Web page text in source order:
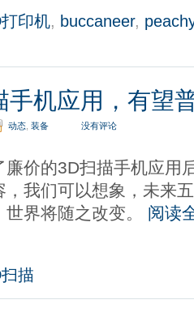
印机, buccaneer,
手机应用，有望
动态 装备 没有评论
廉价的3D扫描手机应用
，我们可以想象，未来
世界将随之改变。 阅读
描